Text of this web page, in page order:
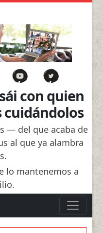
con quien
cuidándolos
— del que acaba de
al que ya alambra
lo mantenemos a